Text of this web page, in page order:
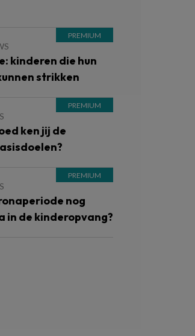
kinderen die hun
strikken
ken jij de
nog
in de kinderopvang?